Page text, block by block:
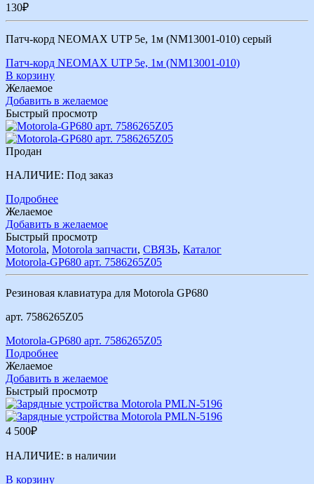
130₽
Патч-корд NEOMAX UTP 5e, 1м (NM13001-010) серый
Патч-корд NEOMAX UTP 5e, 1м (NM13001-010)
В корзину
Желаемое
Добавить в желаемое
Быстрый просмотр
Продан
НАЛИЧИЕ: Под заказ
Подробнее
Желаемое
Добавить в желаемое
Быстрый просмотр
Motorola, Motorola запчасти, СВЯЗЬ, Каталог
Motorola-GP680 арт. 7586265Z05
Резиновая клавиатура для Motorola GP680
арт. 7586265Z05
Motorola-GP680 арт. 7586265Z05
Подробнее
Желаемое
Добавить в желаемое
Быстрый просмотр
4 500₽
НАЛИЧИЕ: в наличии
В корзину